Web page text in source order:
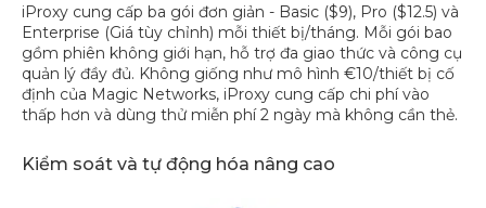
iProxy cung cấp ba gói đơn giản - Basic ($9), Pro ($12.5) và
Enterprise (Giá tùy chỉnh) mỗi thiết bị/tháng. Mỗi gói bao
gồm phiên không giới hạn, hỗ trợ đa giao thức và công cụ
quản lý đầy đủ. Không giống như mô hình €10/thiết bị cố
định của Magic Networks, iProxy cung cấp chi phí vào
thấp hơn và dùng thử miễn phí 2 ngày mà không cần thẻ.
Kiểm soát và tự động hóa nâng cao